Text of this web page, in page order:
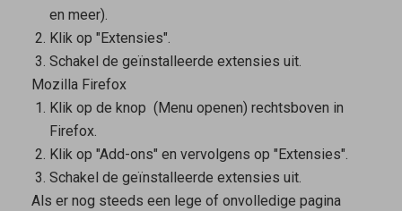
en meer).
Klik op "Extensies".
Schakel de geïnstalleerde extensies uit.
Mozilla Firefox
Klik op de knop (Menu openen) rechtsboven in
Firefox.
Klik op "Add-ons" en vervolgens op "Extensies".
Schakel de geïnstalleerde extensies uit.
Als er nog steeds een lege of onvolledige pagina